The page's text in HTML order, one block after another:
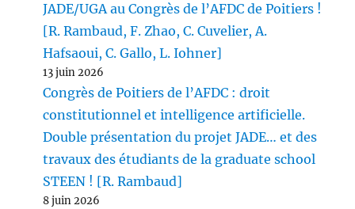
JADE/UGA au Congrès de l’AFDC de Poitiers !
[R. Rambaud, F. Zhao, C. Cuvelier, A.
Hafsaoui, C. Gallo, L. Iohner]
13 juin 2026
Congrès de Poitiers de l’AFDC : droit
constitutionnel et intelligence artificielle.
Double présentation du projet JADE… et des
travaux des étudiants de la graduate school
STEEN ! [R. Rambaud]
8 juin 2026